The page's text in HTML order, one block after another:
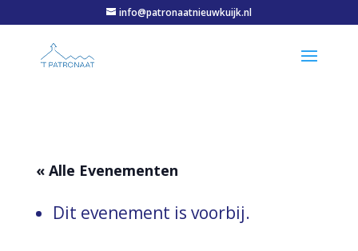
info@patronaatnieuwkuijk.nl
« Alle Evenementen
Dit evenement is voorbij.